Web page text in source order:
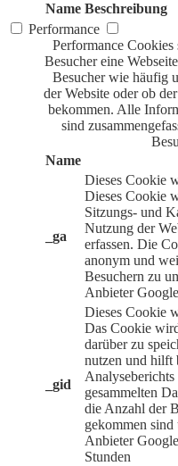
Name Beschreibung
Performance
Performance
Besucher eine
Besucher wie häufig
der Website oder ob
bekommen. Alle
sind
Name
_ga
Dieses Cookie
Dieses Cookie
Sitzungs- und
Nutzung der
erfassen. Die
anonym und
Besuchern zu
Anbieter
_gid
Dieses Cookie
Das Cookie
darüber zu
nutzen und hilft
gesammelten
die Anzahl der
gekommen sind
Anbieter
Stunden